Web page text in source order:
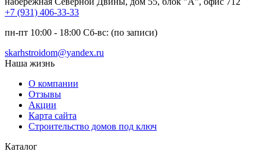
+7 (931) 406-33-33
пн-пт 10:00 - 18:00 Сб-вс: (по записи)
skarhstroidom@yandex.ru
Наша жизнь
О компании
Отзывы
Акции
Карта сайта
Строительство домов под ключ
Каталог